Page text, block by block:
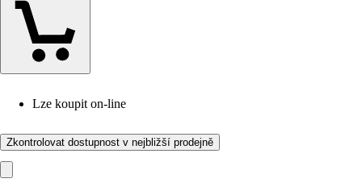
Lze koupit on-line
Zkontrolovat dostupnost v nejbližší prodejně